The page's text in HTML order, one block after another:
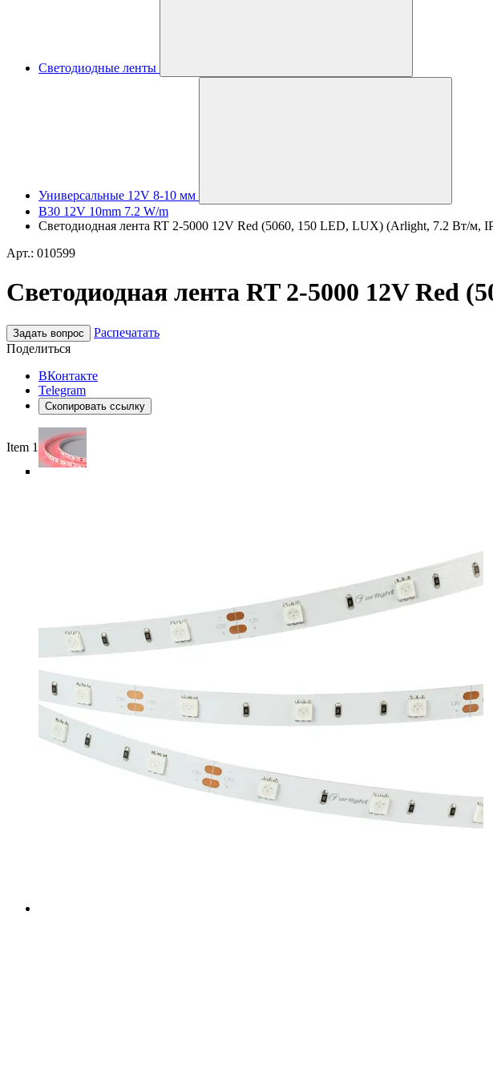
Светодиодные ленты
Универсальные 12V 8-10 мм
B30 12V 10mm 7.2 W/m
Светодиодная лента RT 2-5000 12V Red (5060, 150 LED, LUX) (Arlight, 7.2 Вт/м,
Арт.: 010599
Светодиодная лента RT 2-5000 12V Red
Задать вопрос
Распечатать
Поделиться
ВКонтакте
Telegram
Скопировать ссылку
Item 1 of 5